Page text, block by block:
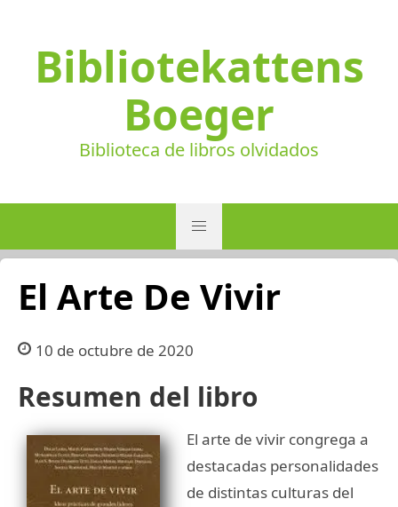
Bibliotekattens
Boeger
Biblioteca de libros olvidados
El Arte De Vivir
10 de octubre de 2020
Resumen del libro
El arte de vivir congrega a
destacadas personalidades
de distintas culturas del